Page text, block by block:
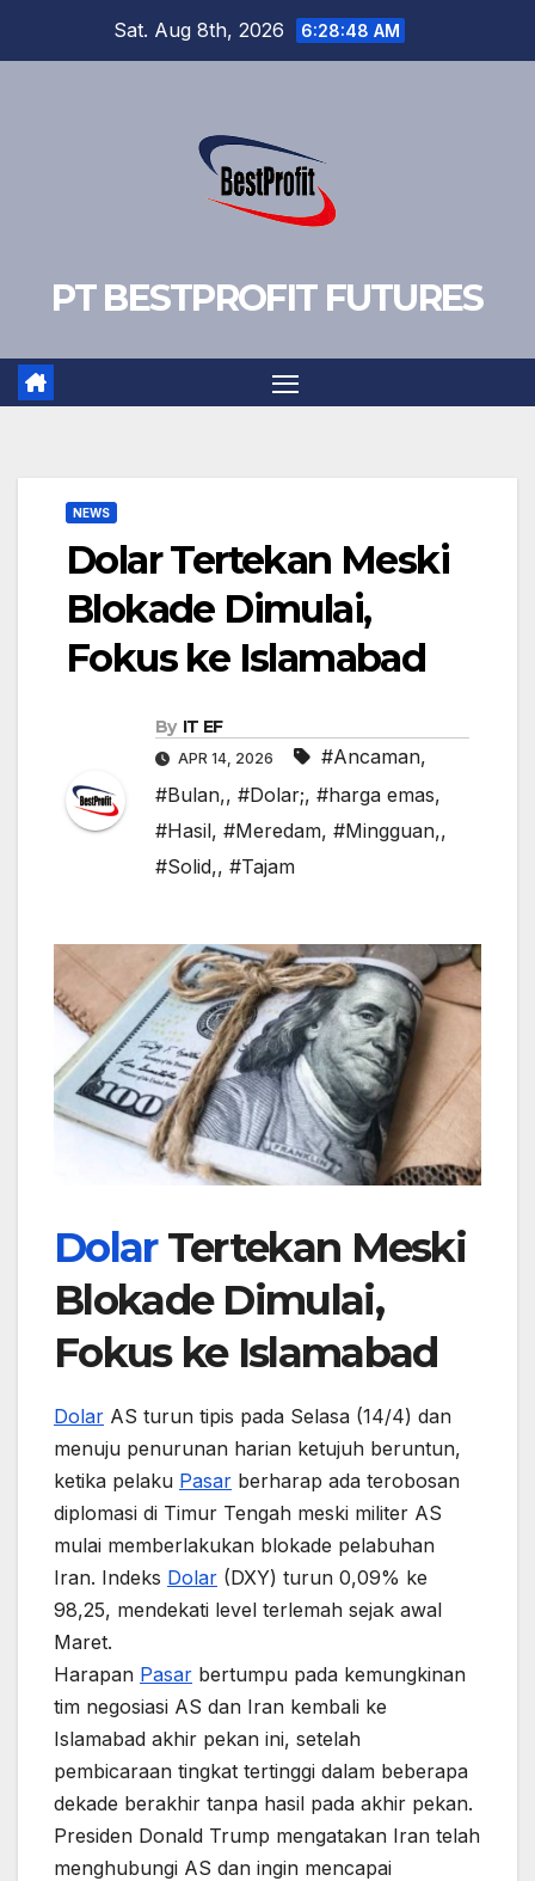
Sat. Aug 8th, 2026 6:28:49 AM
PT BESTPROFIT FUTURES
NEWS
Dolar Tertekan Meski
Blokade Dimulai,
Fokus ke Islamabad
By IT EF
APR 14, 2026 #Ancaman,
#Bulan,, #Dolar;, #harga emas,
#Hasil, #Meredam, #Mingguan,,
#Solid,, #Tajam
DolarTertekan Meski
Blokade Dimulai,
Fokus ke Islamabad
Dolar AS turun tipis pada Selasa (14/4) dan
menuju penurunan harian ketujuh beruntun,
ketika pelaku Pasar berharap ada terobosan
diplomasi di Timur Tengah meski militer AS
mulai memberlakukan blokade pelabuhan
Iran. Indeks Dolar (DXY) turun 0,09% ke
98,25, mendekati level terlemah sejak awal
Maret.
Harapan Pasar bertumpu pada kemungkinan
tim negosiasi AS dan Iran kembali ke
Islamabad akhir pekan ini, setelah
pembicaraan tingkat tertinggi dalam beberapa
dekade berakhir tanpa hasil pada akhir pekan.
Presiden Donald Trump mengatakan Iran telah
menghubungi AS dan ingin mencapai